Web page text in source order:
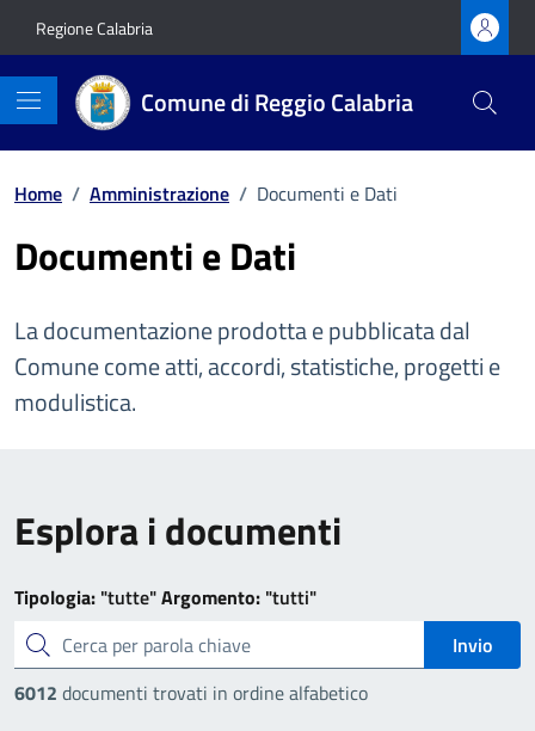
Regione Calabria
Comune di Reggio Calabria
Home / Amministrazione / Documenti e Dati
Documenti e Dati
La documentazione prodotta e pubblicata dal
Comune come atti, accordi, statistiche, progetti e
modulistica.
Esplora i documenti
Tipologia: "tutte"Argomento: "tutti"
cerca
Invio
6012 documenti trovati in ordine alfabetico